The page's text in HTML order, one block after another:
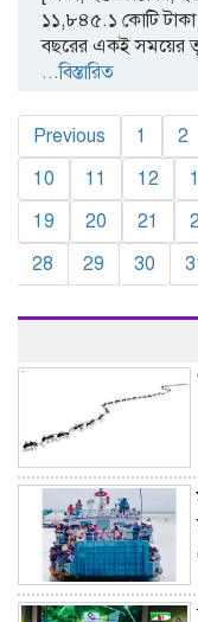
১১,৮৪৫.১ কোটি
বছরের একই সময়ের
...বিস্তারিত
Previous 1 2
10
11 12
19
20 21
28
29 30